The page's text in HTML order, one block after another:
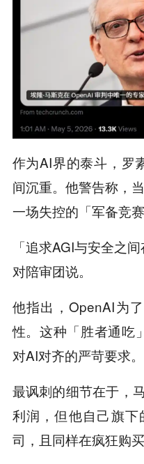
作为AI界的泰斗，罗
间沉重。他警告称，
一场失控的「军备竞赛
「追求AGI与安全之
对陪审团说。
他指出，OpenAI为
性。这种「胜者通吃
对AI对齐的严苛要求。
最讽刺的细节在于，
利润，但他自己旗
司，且同样在疯狂购